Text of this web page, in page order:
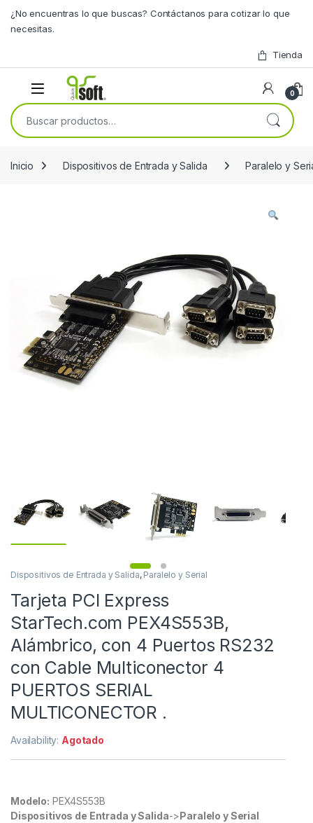
¿No encuentras lo que buscas? Contáctanos para cotizar lo que
necesitas.
Tienda
0
Buscar por:
Inicio Dispositivos de Entrada y Salida Paralelo y
Dispositivos de Entrada y Salida, Paralelo y Serial
Tarjeta PCI Express
StarTech.com PEX4S553B,
Alámbrico, con 4 Puertos RS232
con Cable Multiconector 4
PUERTOS SERIAL
MULTICONECTOR .
Availability: Agotado
Modelo: PEX4S553B
Dispositivos de Entrada y Salida-> Paralelo y Serial